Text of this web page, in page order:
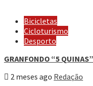
Bicicletas
Cicloturismo
Desporto
GRANFONDO “5
2 meses ago Redação